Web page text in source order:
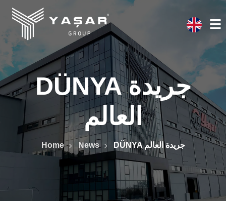
DÜNYA جريدة
العالم
Home News DÜNYA جريدة العالم